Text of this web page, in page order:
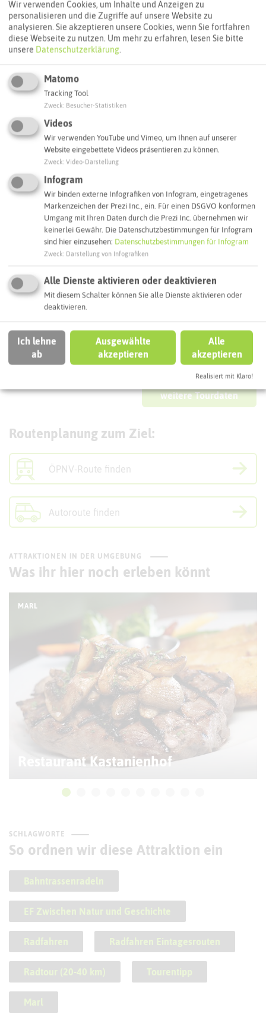
Leaflet|©OpenStreetMapcontributors |weitere Lizenzen
Adresse:
Marler Rundtour
Flugplatz Loemühle
45770 Marl
Interaktive Karte
Schwierigkeit:
MITTELSCHWER
Länge:39,5 km
Bergauf:
Bergab:
180 m
Fähre:KEINE
weitere Tourdaten
Routenplanung zum Ziel:
ÖPNV-Route finden
Autoroute finden
ATTRAKTIONEN IN DER UMGEBUNG
Was ihr hier noch erleben könnt
MARL
Restaurant Kastanienhof
SCHLAGWORTE
So ordnen wir diese Attraktion ein
Bahntrassenradeln
EF Zwischen Natur und Geschichte
Radfahren Radfahren Eintagesrouten
Radtour (20-40 km) Tourentipp
Marl
Wir verwenden Cookies, um Inhalte und Anzeigen zu
personalisieren und die Zugriffe auf unsere Website zu
analysieren. Sie akzeptieren unsere Cookies, wenn Sie fortfahren
diese Webseite zu nutzen. Um mehr zu erfahren, lesen Sie bitte
unsere Datenschutzerklärung.
Matomo
Tracking Tool
Zweck Besucher-Statistiken
Videos
Wir verwenden YouTube und Vimeo, um Ihnen auf unserer
Website eingebettete Videos präsentieren zu können.
Zweck Video-Darstellung
Infogram
Wir binden externe Infografiken von Infogram, eingetragenes
Markenzeichen der Prezi Inc., ein. Für einen DSGVO konformen
Umgang mit Ihren Daten durch die Prezi Inc. übernehmen wir
keinerlei Gewähr. Die Datenschutzbestimmungen für Infogram
sind hier einzusehen: Datenschutzbestimmungen für Infogram
Zweck Darstellung von Infografiken
Alle Dienste aktivieren oder deaktivieren
Mit diesem Schalter können Sie alle Dienste aktivieren oder
deaktivieren.
Ich lehne
ab
Ausgewählte
akzeptieren
Alle
akzeptieren
Realisiert mit Klaro!